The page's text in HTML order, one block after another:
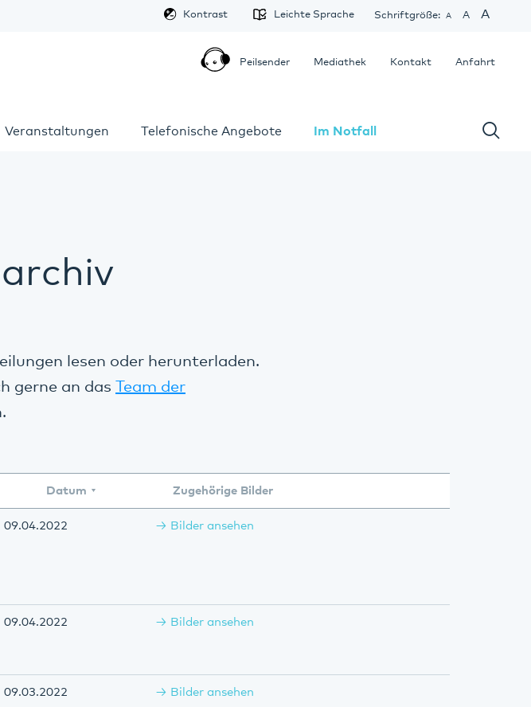
Veranstaltungen Telefonische Angebote Im Notfall
Schriftgröße: A A A
Leichte Sprache
Kontrast
Anfahrt
Kontakt
Mediathek
Peilsender
lesen oder herunterladen.
gerne an das
Team der
Datum Zugehörige Bilder
09.04.2022 Bilder ansehen
09.04.2022 Bilder ansehen
09.03.2022 Bilder ansehen